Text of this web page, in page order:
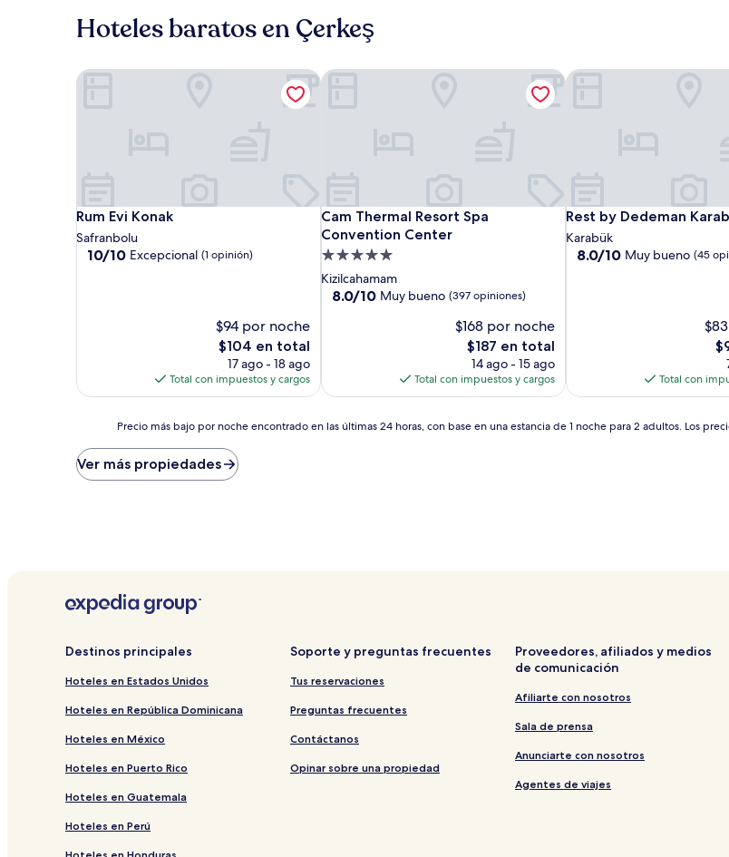
Hoteles baratos en Çerkeş
Rum Evi Konak
Rum Evi Konak
Safranbolu
10.0
10/10 Excepcional (1 opinión)
$94 por noche
El
precio
actual
es
$104
$104 en total
17 ago - 18 ago
Total con impuestos y cargos
Rum Evi Konak
Cam Thermal Resort Spa
Convention Center
Cam Thermal Resort Spa Convention Center
Propiedad
de
5.0
Kizilcahamam
8.0
opiniones)
8.0/10 Muy bueno (397 opiniones)
$168 por noche
El
precio
actual
es
$187
$187 en total
14 ago - 15 ago
Total con impuestos y cargos
Cam Thermal Resort Spa Convention Center
Rest by Dedeman
Rest by Dedeman
Karabük
8.0
8.0/10 Muy bueno (45
El
es
Total con
Rest by Dedeman Karabuk
bajo
por
con
una
de
noche
para
adultos.
precios
la
disponibilidad
Precio más bajo por noche encontrado en las últimas 24 horas, con base en una estancia de 1 noche para 2 adultos. Los
Ver más propiedades
Destinos principales
Hoteles en Estados Unidos
Hoteles en República Dominicana
Hoteles en México
Hoteles en Puerto Rico
Hoteles en Guatemala
Hoteles en Perú
Soporte y preguntas frecuentes
Tus reservaciones
Preguntas frecuentes
Contáctanos
Opinar sobre una propiedad
Proveedores, afiliados y medios
de comunicación
Afiliarte con nosotros
Sala de prensa
Anunciarte con nosotros
Agentes de viajes